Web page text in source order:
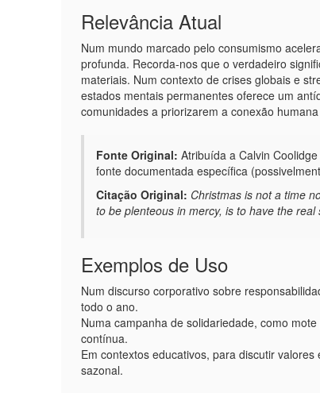
Relevância Atual
Num mundo marcado pelo consumismo
profunda. Recorda-nos que o verdadeiro
materiais. Num contexto de crises globais e
estados mentais permanentes oferece um
comunidades a priorizarem a conexão
Fonte Original: Atribuída a Calvin
fonte documentada específica
Citação Original: Christmas is not a time
to be plenteous in mercy, is to have the real
Exemplos de Uso
Num discurso corporativo sobre
todo o ano.
Numa campanha de solidariedade, como
contínua.
Em contextos educativos, para discutir
sazonal.